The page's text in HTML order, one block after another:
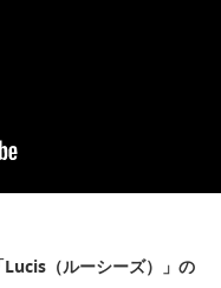
（ルーシーズ）」の